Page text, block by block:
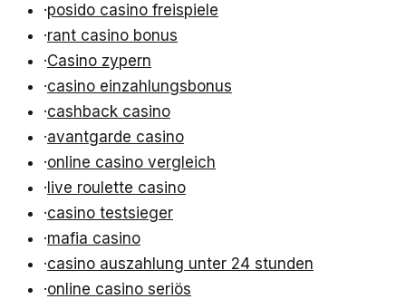
·posido casino freispiele
·rant casino bonus
·Casino zypern
·casino einzahlungsbonus
·cashback casino
·avantgarde casino
·online casino vergleich
· live roulette casino
·casino testsieger
·mafia casino
·casino auszahlung unter 24 stunden
·online casino seriös